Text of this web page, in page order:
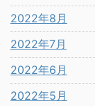
2022年8月
2022年7月
2022年6月
2022年5月